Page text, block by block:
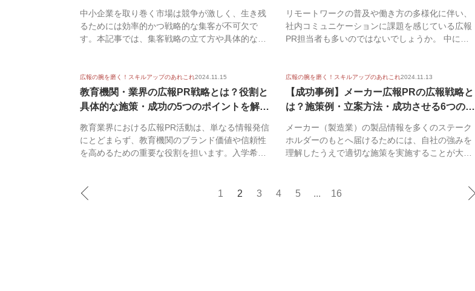
で解説
中小企業を取り巻く市場は競争が激しく、生き残
るためには効率的かつ戦略的な集客が不可欠で
す。本記事では、集客戦略の立て方や具体的な施
リモートワークの普及や働き方の多様化に伴い、
社内コミュニケーションに課題を感じている広報
PR担当者も多いのではないでしょうか。 中に
広報の腕を磨く！スキルアップのあれこれ2024.11.15
教育機関・業界の広報PR戦略とは？役割と
具体的な施策・成功の5つのポイントを解説
【...
教育業界における広報PR活動は、単なる情報発信
にとどまらず、教育機関のブランド価値や信頼性
を高めるための重要な役割を担います。入学希望
広報の腕を磨く！スキルアップのあれこれ2024.11.13
【成功事例】メーカー広報PRの広報戦略と
は？施策例・立案方法・成功させる6つのポ
メーカー（製造業）の製品情報を多くのステーク
ホルダーのもとへ届けるためには、自社の強みを
理解したうえで適切な施策を実施することが大切
1 2 3 4 5 ... 16